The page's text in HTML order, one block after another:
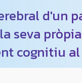
d'un
seva
cognitiu